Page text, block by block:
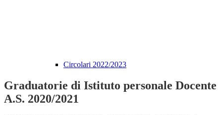
Circolari 2022/2023
Graduatorie di Istituto personale Docente
A.S. 2020/2021